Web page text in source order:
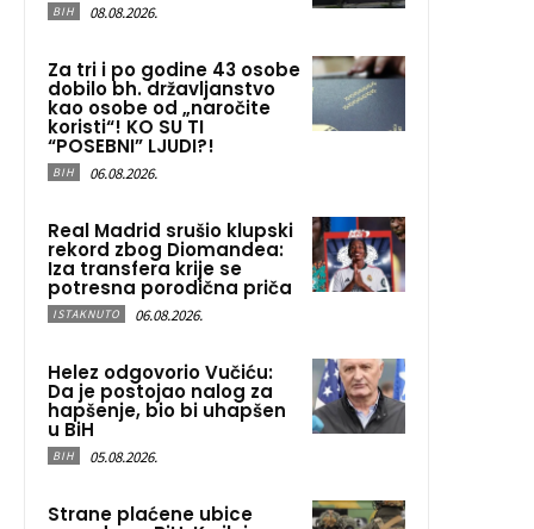
BIH 08.08.2026.
Za tri i po godine 43 osobe
dobilo bh. državljanstvo
kao osobe od „naročite
koristi“! KO SU TI
“POSEBNI” LJUDI?!
BIH 06.08.2026.
Real Madrid srušio klupski
rekord zbog Diomandea:
Iza transfera krije se
potresna porodična priča
ISTAKNUTO 06.08.2026.
Helez odgovorio Vučiću:
Da je postojao nalog za
hapšenje, bio bi uhapšen
u BiH
BIH 05.08.2026.
Strane plaćene ubice